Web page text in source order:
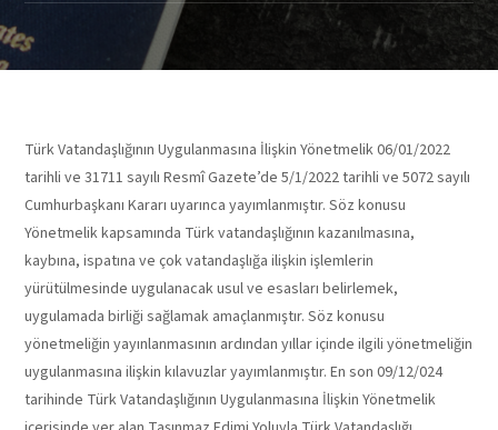
Türk Vatandaşlığının Uygulanmasına İlişkin Yönetmelik 06/01/2022
tarihli ve 31711 sayılı Resmî Gazete’de 5/1/2022 tarihli ve 5072 sayılı
Cumhurbaşkanı Kararı uyarınca yayımlanmıştır. Söz konusu
Yönetmelik kapsamında Türk vatandaşlığının kazanılmasına,
kaybına, ispatına ve çok vatandaşlığa ilişkin işlemlerin
yürütülmesinde uygulanacak usul ve esasları belirlemek,
uygulamada birliği sağlamak amaçlanmıştır. Söz konusu
yönetmeliğin yayınlanmasının ardından yıllar içinde ilgili yönetmeliğin
uygulanmasına ilişkin kılavuzlar yayımlanmıştır. En son 09/12/024
tarihinde Türk Vatandaşlığının Uygulanmasına İlişkin Yönetmelik